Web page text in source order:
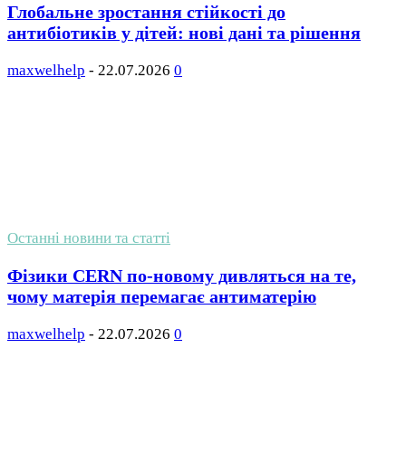
Глобальне зростання стійкості до
антибіотиків у дітей: нові дані та рішення
maxwelhelp - 22.07.2026 0
Останні новини та статті
Фізики CERN по-новому дивляться на те,
чому матерія перемагає антиматерію
maxwelhelp - 22.07.2026 0